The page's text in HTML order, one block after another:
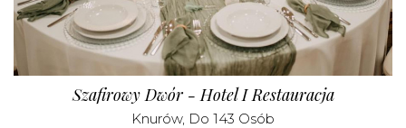
Szafirowy Dwór - Hotel I Restauracja
Knurów, Do 143 Osób